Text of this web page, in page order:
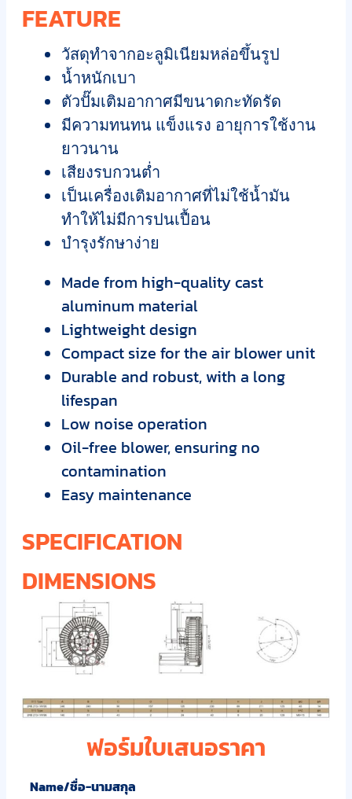
FEATURE
วัสดุทำจากอะลูมิเนียมหล่อขึ้นรูป
น้ำหนักเบา
ตัวปั๊มเติมอากาศมีขนาดกะทัดรัด
มีความทนทน แข็งแรง อายุการใช้งาน
ยาวนาน
เสียงรบกวนต่ำ
เป็นเครื่องเติมอากาศที่ไม่ใช้น้ำมัน
ทำให้ไม่มีการปนเปื้อน
บำรุงรักษาง่าย
Made from high-quality cast
aluminum material
Lightweight design
Compact size for the air blower unit
Durable and robust, with a long
lifespan
Low noise operation
Oil-free blower, ensuring no
contamination
Easy maintenance
SPECIFICATION
DIMENSIONS
ฟอร์มใบเสนอราคา
Name/ชื่อ-นามสกุล